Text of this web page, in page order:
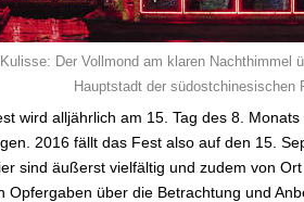
Der Vollmond am klaren Nachthimmel
Hauptstadt der südostchinesischen
wird alljährlich am 15. Tag des 8.
2016 fällt das Fest also auf den 15.
sind äußerst vielfältig und zudem von
Opfergaben über die Betrachtung und